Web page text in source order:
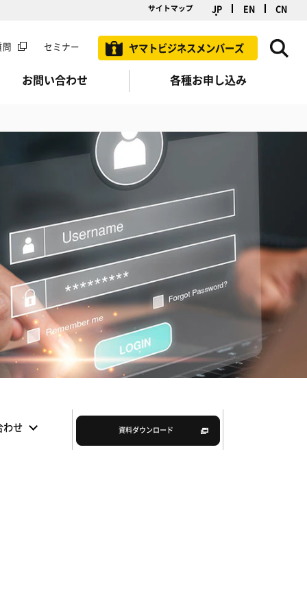
サイトマップ JP EN CN
問 セミナー ヤマトビジネスメンバーズ
お問い合わせ 各種お申し込み
わせ 資料ダウンロード